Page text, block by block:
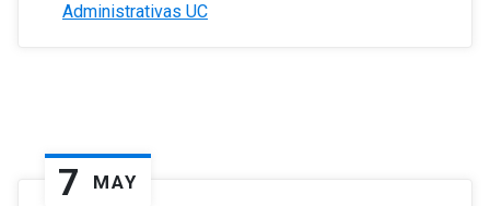
Administrativas UC
7 MAY